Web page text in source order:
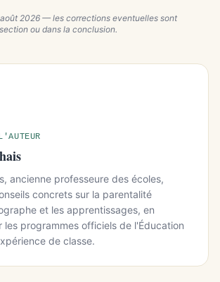
2026— les corrections eventuelles sont
ou dans la conclusion.
ancienne professeure des écoles,
concrets sur la parentalité
et les apprentissages, en
les programmes officiels de l'Éducation
de classe.